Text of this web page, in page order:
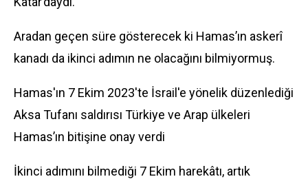
Aradan geçen süre gösterecek ki Hamas’ın askerî
kanadı da ikinci adımın ne olacağını bilmiyormuş.
Hamas'ın 7 Ekim 2023'te İsrail'e yönelik düzenlediği
Aksa Tufanı saldırısı Türkiye ve Arap ülkeleri
Hamas’ın bitişine onay verdi
İkinci adımını bilmediği 7 Ekim harekâtı, artık